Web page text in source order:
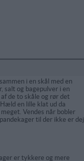
i en skål med en
salt og bagepulver i en
de to skåle og rør det
en lille klat ud da
Vendes når bobler
til der ikke er dej
er tykkere og mere